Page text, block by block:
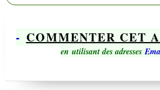
- COMMENTER CET
en utilisant des adresses